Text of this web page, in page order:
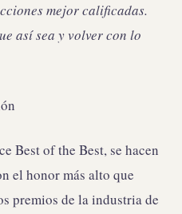
mejor calificadas.
así sea y volver con lo
Best of the Best, se hacen
el honor más alto que
premios de la industria de